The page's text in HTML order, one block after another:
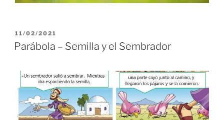
POSTED
ON
11/02/2021
Parábola – Semilla y el Sembrador